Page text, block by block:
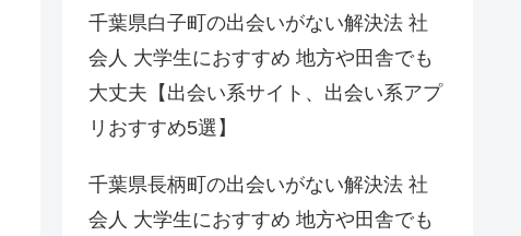
千葉県白子町の出会いがない解決法 社
会人 大学生におすすめ 地方や田舎でも
大丈夫【出会い系サイト、出会い系アプ
リおすすめ5選】
千葉県長柄町の出会いがない解決法 社
会人 大学生におすすめ 地方や田舎でも